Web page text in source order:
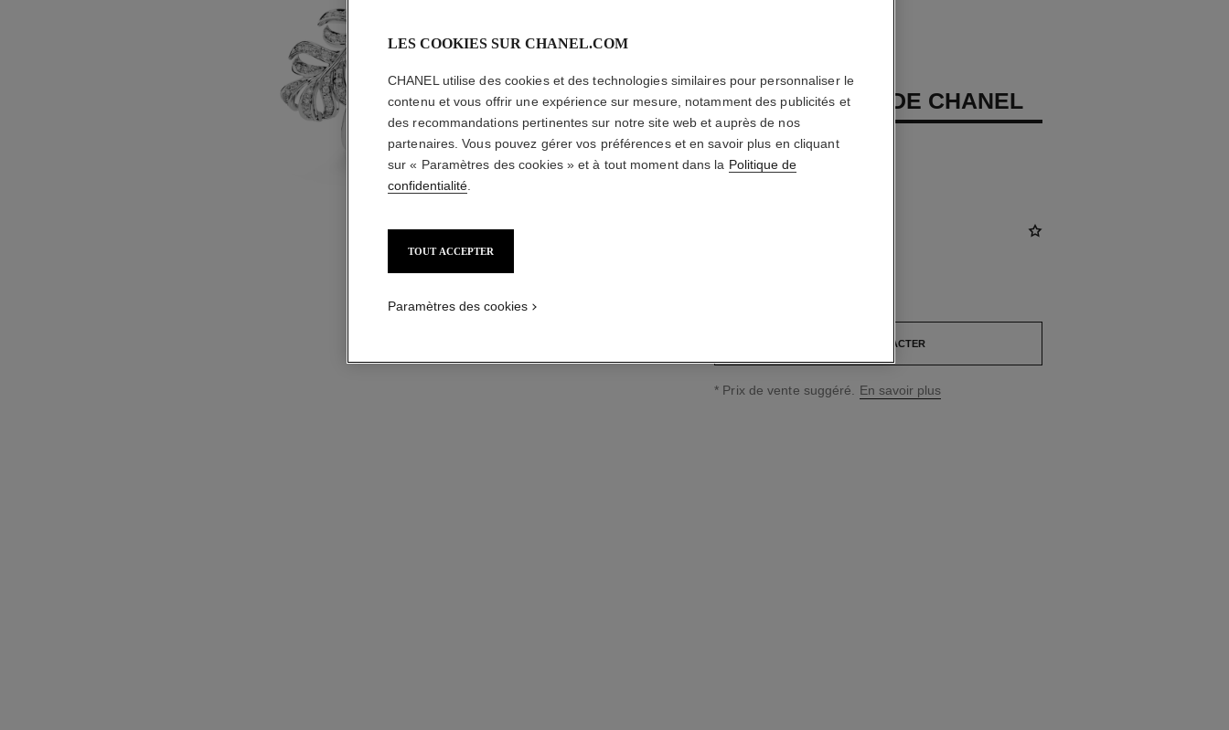
BAGUE PLUME DE CHANEL
Or blanc 18 carats, diamants
En savoir plus
NOUS CONTACTER
↩
* Prix de vente suggéré. En savoir plus
LES COOKIES SUR CHANEL.COM
CHANEL utilise des cookies et des technologies similaires pour personnaliser le
contenu et vous offrir une expérience sur mesure, notamment des publicités et
des recommandations pertinentes sur notre site web et auprès de nos
partenaires. Vous pouvez gérer vos préférences et en savoir plus en cliquant
sur « Paramètres des cookies » et à tout moment dans la Politique de
confidentialité
TOUT ACCEPTER
Paramètres des cookies